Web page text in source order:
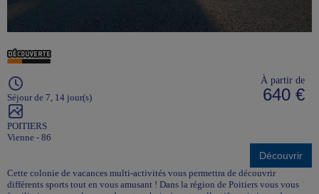
Séjour de 7, 14 jour(s)
POITIERS
Vienne - 86
À partir de
640 €
Découvrir
Cette colonie de vacances multi-activités vous permettra de découvrir
différents sports tout en vous amusant ! Dans la région de Poitiers vous vous